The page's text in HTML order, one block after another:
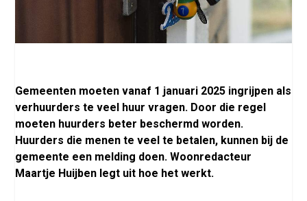
Gemeenten moeten vanaf 1 januari 2025 ingrijpen als
verhuurders te veel huur vragen. Door die regel
moeten huurders beter beschermd worden.
Huurders die menen te veel te betalen, kunnen bij de
gemeente een melding doen. Woonredacteur
Maartje Huijben legt uit hoe het werkt.